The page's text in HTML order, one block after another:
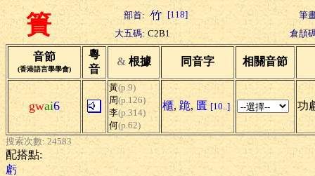
簣 部首: [118]
筆
大五碼: C2B1 倉頡
音節
(香港語言學學會)
粵
音
& 根據 同音字 相關音節
gwai6
黃(p.9)
周(p.126)
李(p.314)
何(p.62)
櫃, 跪, 匱 [10..] 功
搜索次數: 24583
配搭點:
虧